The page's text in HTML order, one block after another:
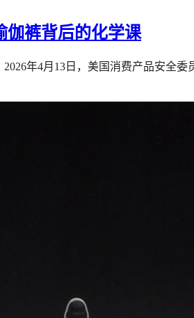
伽裤背后的化学课
年4月13日，美国消费产品安全